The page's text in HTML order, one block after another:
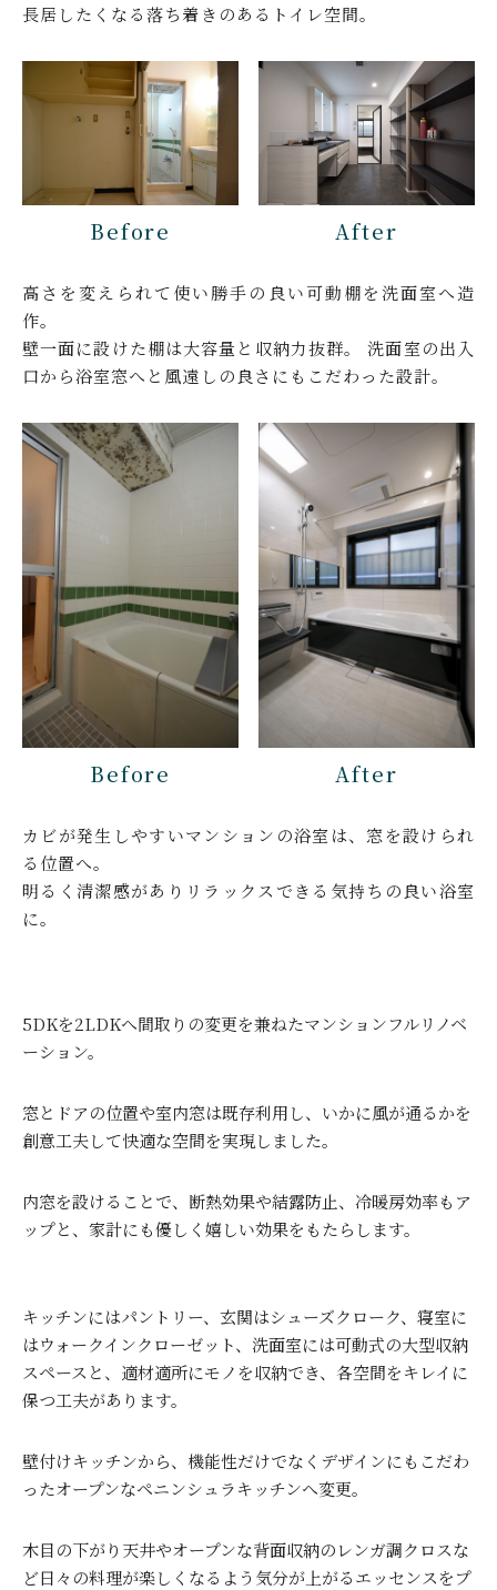
長居したくなる落ち着きのあるトイレ空間。
Before After
高さを変えられて使い勝手の良い可動棚を洗面室へ造
作。
壁一面に設けた棚は大容量と収納力抜群。
洗面室の出入
口から浴室窓へと風遠しの良さにもこだわった設計。
Before After
カビが発生しやすいマンションの浴室は、窓を設けられ
る位置へ。
明るく清潔感がありリラックスできる気持ちの良い浴室
に。
5DKを2LDKへ間取りの変更を兼ねたマンションフルリノベ
ーション。
窓とドアの位置や室内窓は既存利用し、いかに風が通るかを
創意工夫して快適な空間を実現しました。
内窓を設けることで、断熱効果や結露防止、冷暖房効率もア
ップと、家計にも優しく嬉しい効果をもたらします。
キッチンにはパントリー、玄関はシューズクローク、寝室に
はウォークインクローゼット、洗面室には可動式の大型収納
スペースと、適材適所にモノを収納でき、各空間をキレイに
保つ工夫があります。
壁付けキッチンから、機能性だけでなくデザインにもこだわ
ったオープンなペニンシュラキッチンへ変更。
木目の下がり天井やオープンな背面収納のレンガ調クロスな
ど日々の料理が楽しくなるよう気分が上がるエッセンスをプ